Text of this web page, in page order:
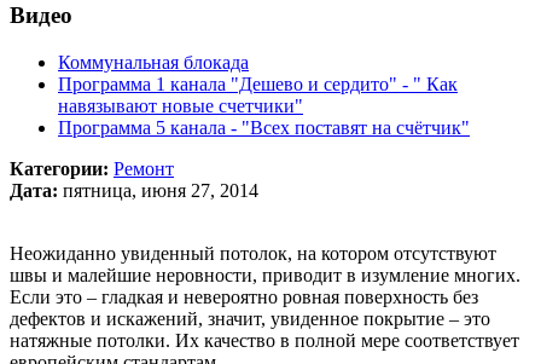
Видео
Коммунальная блокада
Программа 1 канала "Дешево и сердито" - " Как
навязывают новые счетчики"
Программа 5 канала - "Всех поставят на счётчик"
Категории: Ремонт
Дата: пятница, июня 27, 2014
Неожиданно увиденный потолок, на котором отсутствуют
швы и малейшие неровности, приводит в изумление многих.
Если это – гладкая и невероятно ровная поверхность без
дефектов и искажений, значит, увиденное покрытие – это
натяжные потолки. Их качество в полной мере соответствует